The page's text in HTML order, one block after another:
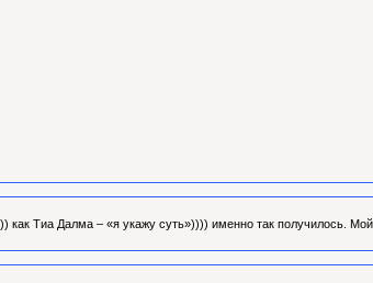
как Тиа Далма – «я укажу суть»)))) именно так получилось.